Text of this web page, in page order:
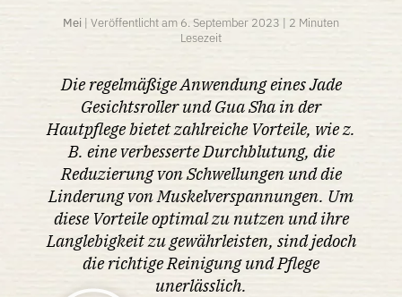
Mei | Veröffentlicht am 6. September 2023 | 2 Minuten
Lesezeit
Die regelmäßige Anwendung eines Jade
Gesichtsroller und Gua Sha in der
Hautpflege bietet zahlreiche Vorteile, wie z.
B. eine verbesserte Durchblutung, die
Reduzierung von Schwellungen und die
Linderung von Muskelverspannungen. Um
diese Vorteile optimal zu nutzen und ihre
Langlebigkeit zu gewährleisten, sind jedoch
die richtige Reinigung und Pflege
unerlässlich.